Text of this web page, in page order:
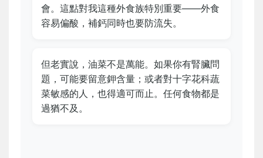
會。這點對我這種外食族特別重要——外食
容易偏酸，補鈣同時也要防流失。
但老實說，油菜不是萬能。如果你有腎臟問
題，可能要留意鉀含量；或者對十字花科蔬
菜敏感的人，也得適可而止。任何食物都是
過猶不及。